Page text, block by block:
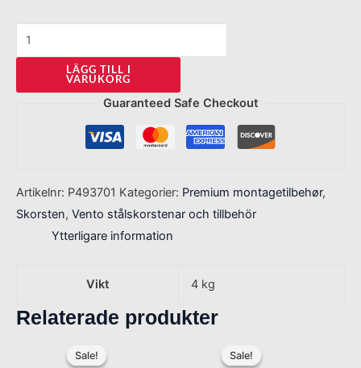
LÄGG TILL I
VARUKORG
Guaranteed Safe Checkout
Artikelnr: P493701 Kategorier: Premium montagetilbehør,
Skorsten, Vento stålskorstenar och tillbehör
Ytterligare information
Vikt 4 kg
Relaterade produkter
Sale!
Sale! Sale!
Sale!